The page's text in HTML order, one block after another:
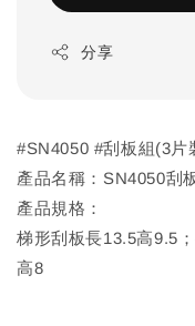
分享
#SN4050 #刮板組(3片
產品名稱：SN4050刮
產品規格：
梯形刮板長13.5高9.5
高8